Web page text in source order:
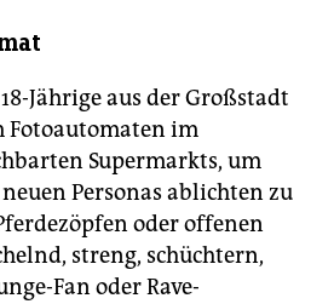
Jährige aus der Großstadt
Fotoautomaten im
Supermarkts, um
Personas ablichten zu
oder offenen
streng, schüchtern,
Fan oder Rave-